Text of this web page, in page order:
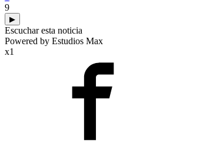
9
▶
Escuchar esta noticia
Powered by Estudios Max
x1